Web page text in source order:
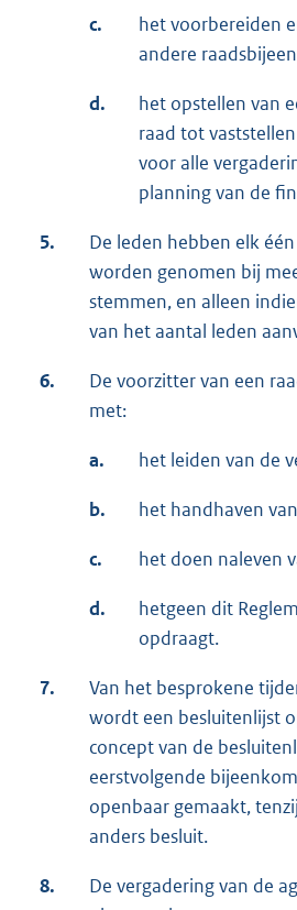
c.
het voorbereiden
andere
d.
het opstellen van
raad tot
voor alle
planning van de
5.
De leden hebben elk
worden genomen bij
stemmen, en alleen
van het aantal leden
6.
De voorzitter van een
met:
a. het leiden van de
b. het handhaven
c. het doen naleven
d.
hetgeen dit
opdraagt.
7.
Van het besprokene
wordt een besluitenlijst
concept van de
eerstvolgende
openbaar gemaakt,
anders besluit.
8.
De vergadering van de